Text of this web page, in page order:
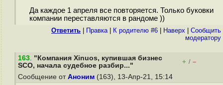
Да каждое 1 апреля все повторяется. Только буковки
компании переставляются в рандоме ))
Ответить Правка| К родителю #6 Наверх
Cообщить
модератору
163. "Компания Xinuos, купившая бизнес
SCO, начала судебное разбир..."
+ / –
Сообщение от Аноним (163), 13-Апр-21, 15:14